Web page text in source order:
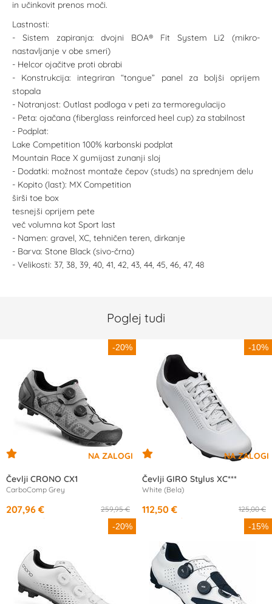
in učinkovit prenos moči.
Lastnosti:
- Sistem zapiranja: dvojni BOA® Fit System Li2 (mikro-
nastavljanje v obe smeri)
- Helcor ojačitve proti obrabi
- Konstrukcija: integriran “tongue” panel za boljši oprijem
stopala
- Notranjost: Outlast podloga v peti za termoregulacijo
- Peta: ojačana (fiberglass reinforced heel cup) za stabilnost
- Podplat:
Lake Competition 100% karbonski podplat
Mountain Race X gumijast zunanji sloj
- Dodatki: možnost montaže čepov (studs) na sprednjem delu
- Kopito (last): MX Competition
širši toe box
tesnejši oprijem pete
več volumna kot Sport last
- Namen: gravel, XC, tehničen teren, dirkanje
- Barva: Stone Black (sivo-črna)
- Velikosti: 37, 38, 39, 40, 41, 42, 43, 44, 45, 46, 47, 48
Poglej tudi
-20%
Čevlji CRONO CX1
CarboComp Grey
259,95 €
207,96 €
/mesec
-10%
Čevlji GIRO Stylus XC***
White (Bela)
125,00 €
112,50 €
/mesec
-20% -15%